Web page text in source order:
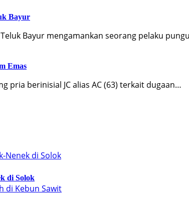
Bayur
Teluk Bayur mengamankan seorang pelaku
Emas
pria berinisial JC alias AC (63) terkait dugaan…
di Solok